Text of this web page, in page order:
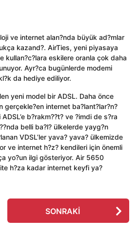
ve internet alan?nda büyük ad?mlar
kazand?. AirTies, yeni piyasaya
kullan?c?lara eskilere oranla çok daha
Ayr?ca bugünlerde modemi
da hediye ediliyor.
yeni model bir ADSL. Daha önce
gerçekle?en internet ba?lant?lar?n?
b?rakm??t? ve ?imdi de s?ra
belli ba?l? ülkelerde yayg?n
VDSL’ler yava? yava? ülkemizde
ve internet h?z? kendileri için önemli
yo?un ilgi gösteriyor. Air 5650
h?za kadar internet keyfi ya?
SONRAKI